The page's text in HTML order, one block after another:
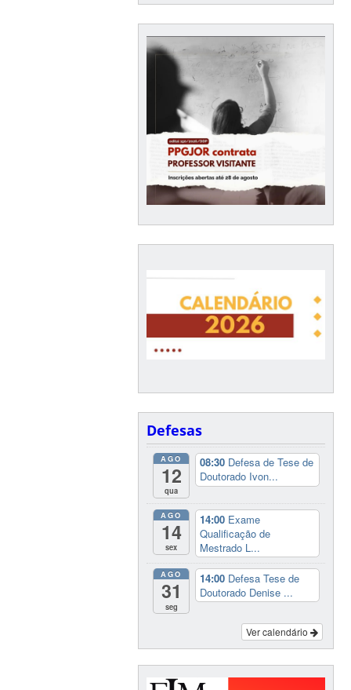
Defesas
AGO
12
qua
08:30 Defesa de Tese de
Doutorado Ivon...
AGO
14
sex
14:00 Exame
Qualificação de
Mestrado L...
AGO
31
seg
14:00 Defesa Tese de
Doutorado Denise ...
Ver calendário